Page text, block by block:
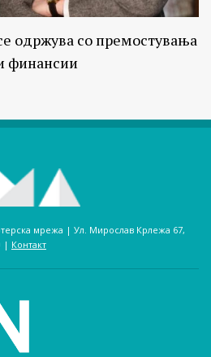
одржува со премостувања
финансии
мрежа | Ул. Мирослав Крлежа 67,
| Контакт